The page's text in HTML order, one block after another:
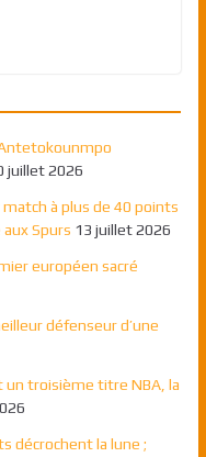
Antetokounmpo
juillet 2026
à plus de 40 points
Spurs 13 juillet 2026
européen sacré
défenseur d’une
un troisième titre NBA, la
décrochent la lune ;